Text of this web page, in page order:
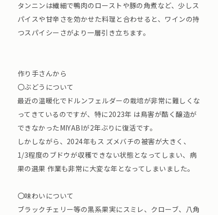
タンニンは繊細で鴨肉のローストや豚の角煮など、少しス
パイスや甘辛さを効かせた料理と合わせると、ワインの持
つスパイシーさがより一層引き立ちます。
作り手さんから
〇ぶどうについて
最近の温暖化でドルンフェルダーの栽培が非常に難しくな
ってきているのですが、特に2023年 は鳥害が酷く醸造が
できなかったMIYABIが2年ぶりに復活です。
しかしながら、2024年もス ズメバチの被害が大きく、
1/3程度のブドウが収穫できない状態となってしまい、病
果の選果 作業も非常に大変な年となってしまいました。
〇味わいについて
ブラックチェリー等の黒系果実にスミレ、クローブ、八角